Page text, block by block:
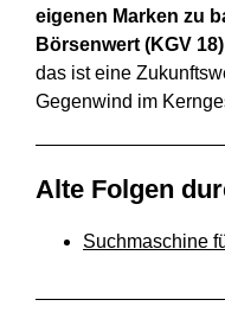
eigenen Marken zu
Börsenwert (KGV
das ist eine
Gegenwind im
Alte Folgen
Suchmaschine